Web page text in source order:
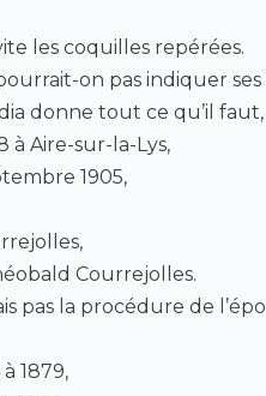
les coquilles repérées.
on pas indiquer ses
donne tout ce qu’il
à Aire-sur-la-Lys,
1905,
Courrejolles.
pas la procédure de
1879,